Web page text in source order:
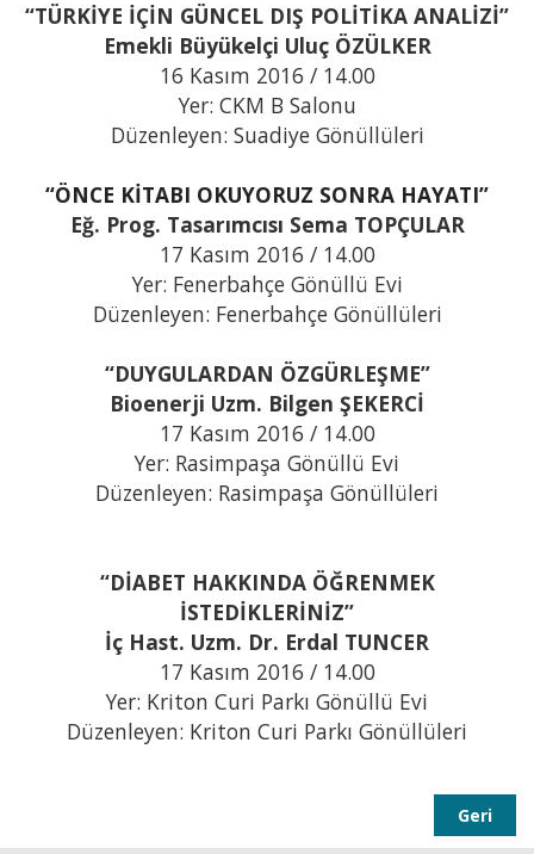
“TÜRKİYE İÇİN GÜNCEL DIŞ POLİTİKA ANALİZİ”
Emekli Büyükelçi Uluç ÖZÜLKER
16 Kasım 2016 / 14.00
Yer: CKM B Salonu
Düzenleyen: Suadiye Gönüllüleri
“ÖNCE KİTABI OKUYORUZ SONRA HAYATI”
Eğ. Prog. Tasarımcısı Sema TOPÇULAR
17 Kasım 2016 / 14.00
Yer: Fenerbahçe Gönüllü Evi
Düzenleyen: Fenerbahçe Gönüllüleri
“DUYGULARDAN ÖZGÜRLEŞME”
Bioenerji Uzm. Bilgen ŞEKERCİ
17 Kasım 2016 / 14.00
Yer: Rasimpaşa Gönüllü Evi
Düzenleyen: Rasimpaşa Gönüllüleri
“DİABET HAKKINDA ÖĞRENMEK
İSTEDİKLERİNİZ”
İç Hast. Uzm. Dr. Erdal TUNCER
17 Kasım 2016 / 14.00
Yer: Kriton Curi Parkı Gönüllü Evi
Düzenleyen: Kriton Curi Parkı Gönüllüleri
Geri